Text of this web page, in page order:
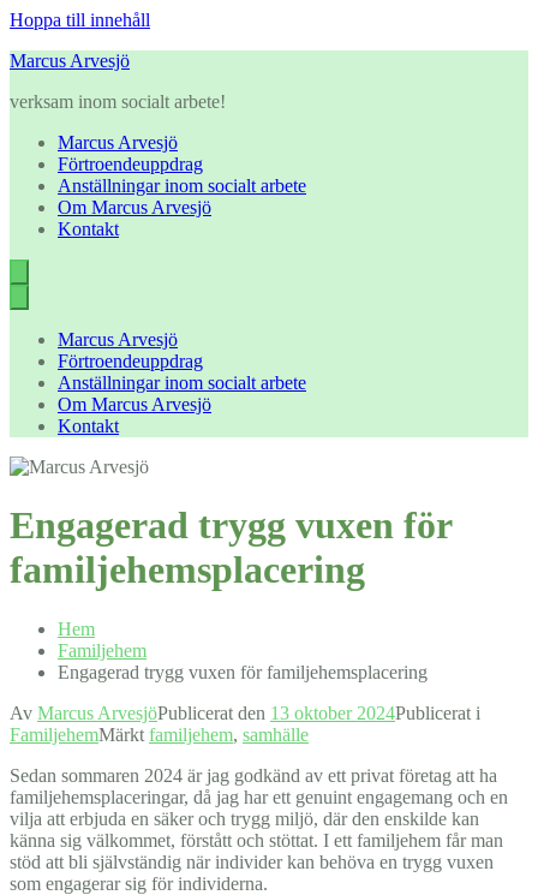
Hoppa till innehåll
Marcus Arvesjö
verksam inom socialt arbete!
Marcus Arvesjö
Förtroendeuppdrag
Anställningar inom socialt arbete
Om Marcus Arvesjö
Kontakt
Marcus Arvesjö
Förtroendeuppdrag
Anställningar inom socialt arbete
Om Marcus Arvesjö
Kontakt
Engagerad trygg vuxen för
familjehemsplacering
Hem
Familjehem
Engagerad trygg vuxen för familjehemsplacering
Av Marcus ArvesjöPublicerat den 13 oktober 2024Publicerat i
FamiljehemMärkt familjehem, samhälle
Sedan sommaren 2024 är jag godkänd av ett privat företag att ha
familjehemsplaceringar, då jag har ett genuint engagemang och en
vilja att erbjuda en säker och trygg miljö, där den enskilde kan
känna sig välkommet, förstått och stöttat. I ett familjehem får man
stöd att bli självständig när individer kan behöva en trygg vuxen
som engagerar sig för individerna.